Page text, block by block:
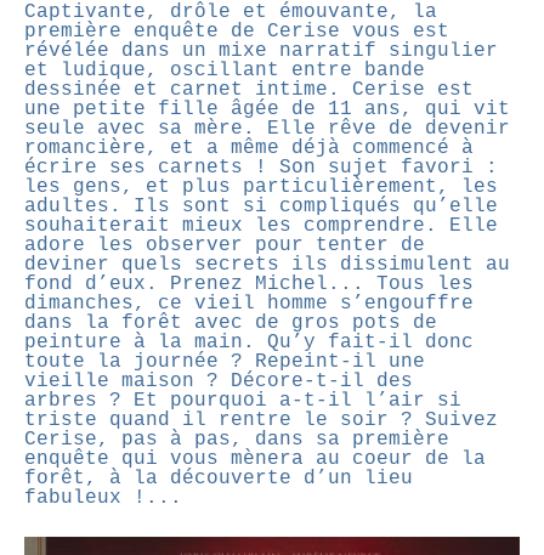
Captivante, drôle et émouvante, la
première enquête de Cerise vous est
révélée dans un mixe narratif singulier
et ludique, oscillant entre bande
dessinée et carnet intime. Cerise est
une petite fille âgée de 11 ans, qui vit
seule avec sa mère. Elle rêve de devenir
romancière, et a même déjà commencé à
écrire ses carnets ! Son sujet favori :
les gens, et plus particulièrement, les
adultes. Ils sont si compliqués qu’elle
souhaiterait mieux les comprendre. Elle
adore les observer pour tenter de
deviner quels secrets ils dissimulent au
fond d’eux. Prenez Michel... Tous les
dimanches, ce vieil homme s’engouffre
dans la forêt avec de gros pots de
peinture à la main. Qu’y fait-il donc
toute la journée ? Repeint-il une
vieille maison ? Décore-t-il des
arbres ? Et pourquoi a-t-il l’air si
triste quand il rentre le soir ? Suivez
Cerise, pas à pas, dans sa première
enquête qui vous mènera au coeur de la
forêt, à la découverte d’un lieu
fabuleux !...